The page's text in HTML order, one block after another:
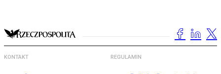
KONTAKT REGULAMIN